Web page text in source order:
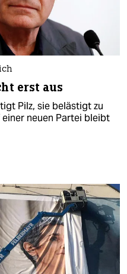
erst aus
Pilz, sie belästigt zu
einer neuen Partei bleibt